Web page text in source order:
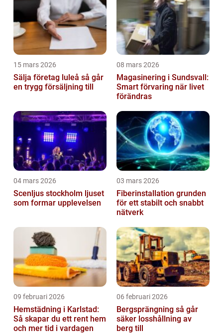
15 mars 2026
Sälja företag luleå så går
en trygg försäljning till
08 mars 2026
Magasinering i Sundsvall:
Smart förvaring när livet
förändras
04 mars 2026
Scenljus stockholm ljuset
som formar upplevelsen
03 mars 2026
Fiberinstallation grunden
för ett stabilt och snabbt
nätverk
09 februari 2026
Hemstädning i Karlstad:
Så skapar du ett rent hem
och mer tid i vardagen
06 februari 2026
Bergsprängning så går
säker losshållning av
berg till